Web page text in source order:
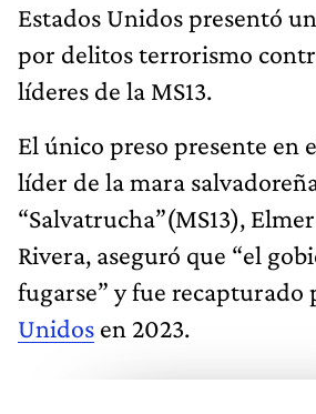
Estados Unidos presentó
por delitos terrorismo
líderes de la MS13.
El único preso presente en
líder de la mara
“Salvatrucha”(MS13),
Rivera, aseguró que “el
fugarse” y fue recapturado
Unidos en 2023.